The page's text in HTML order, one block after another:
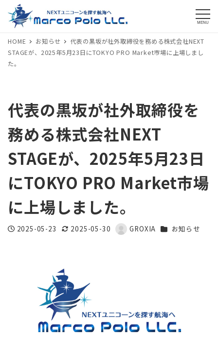
MENU
HOME お知らせ
代表の黒坂が社外取締役を務める株式会社NEXT
STAGEが、2025年5月23日にTOKYO PRO Market市場に上場しまし
た。
代表の黒坂が社外取締役を
務める株式会社NEXT
STAGEが、2025年5月23日
にTOKYO PRO Market市場
に上場しました。
投稿日
2025-05-23
更新日
2025-05-30
著
GROXIA カテゴリー
お知らせ